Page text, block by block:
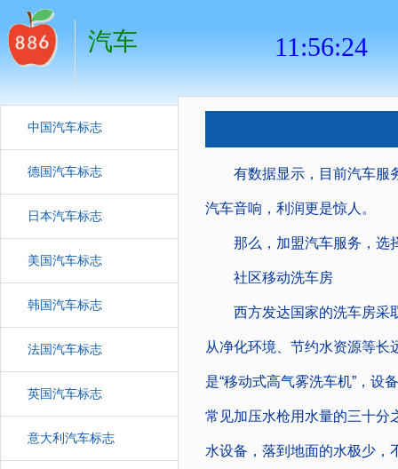
汽车
中国汽车标志
德国汽车标志
日本汽车标志
美国汽车标志
韩国汽车标志
法国汽车标志
英国汽车标志
意大利汽车标志
有数据显示，目前汽车服务
汽车音响，利润更是惊人。
那么，加盟汽车服务，选
社区移动洗车房
西方发达国家的洗车房采取
从净化环境、节约水资源等长
是“移动式高气雾洗车机”，设
常见加压水枪用水量的三十分
水设备，落到地面的水极少，